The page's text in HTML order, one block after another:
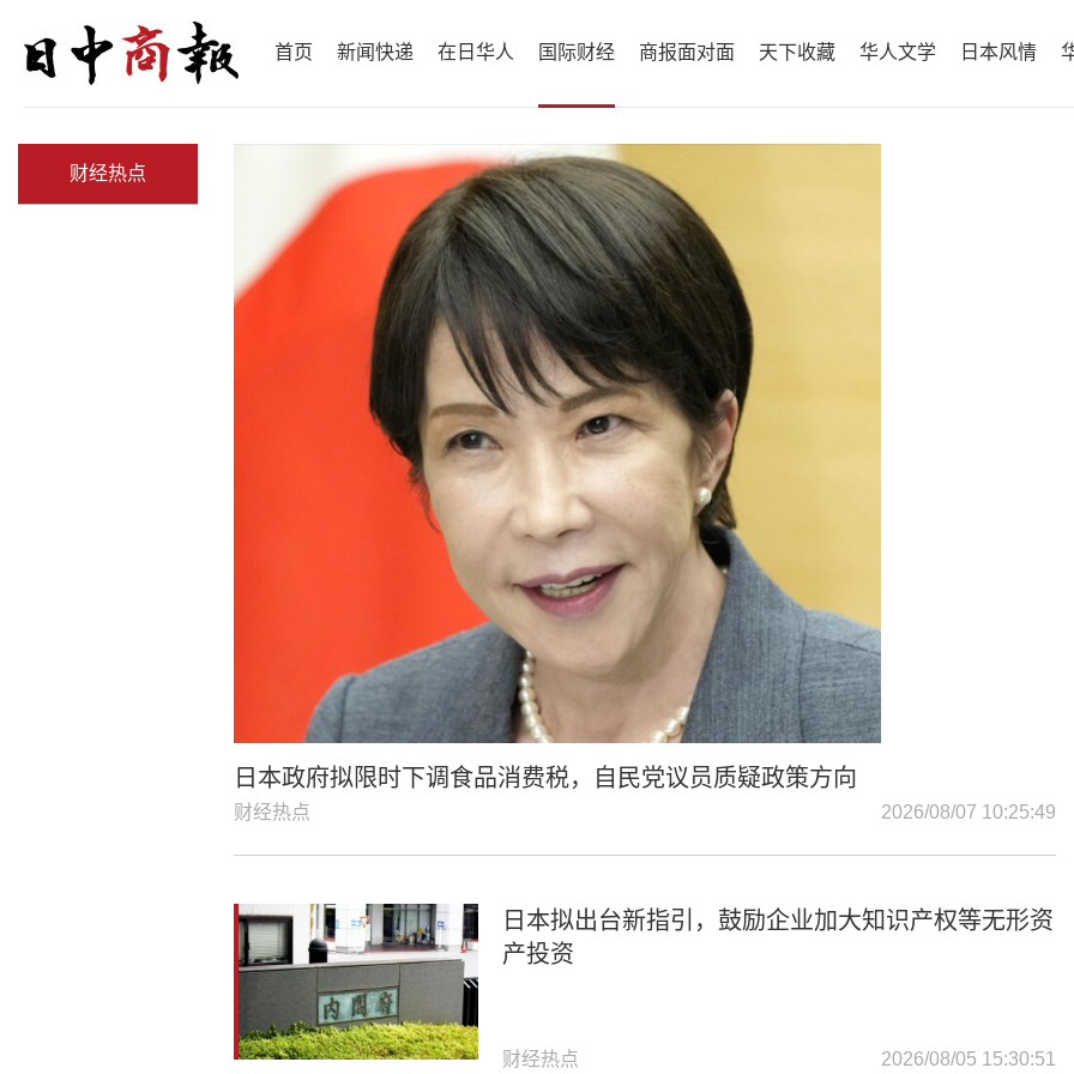
首页 新闻快递 在日华人 国际财经 商报面对面 天下收藏 华人文学 日本风情
财经热点
日本政府拟限时下调食品消费税，自民党议员质疑政策方向
财经热点 2026/08/07 10:25:49
日本拟出台新指引，鼓励企业加大知识产权等无形资
产投资
财经热点 2026/08/05 15:30:51